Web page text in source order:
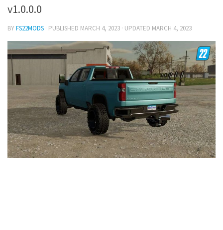
v1.0.0.0
BYFS22MODS · PUBLISHED MARCH 4, 2023 · UPDATED MARCH 4, 2023